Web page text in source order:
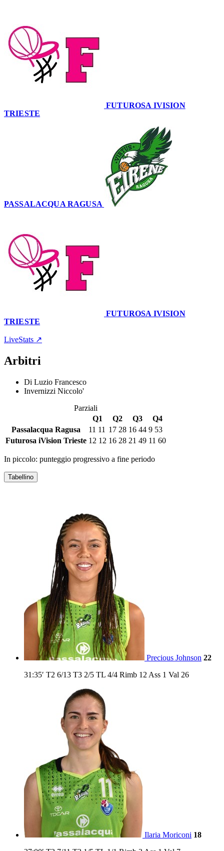
FUTUROSA IVISION
TRIESTE
PASSALACQUA RAGUSA
FUTUROSA IVISION
TRIESTE
LiveStats ↗
Arbitri
Di Luzio Francesco
Invernizzi Niccolo'
Parziali
Q1
Q2 Q3
Q4
Passalacqua Ragusa
11 11 17 28 16 44 9 53
Futurosa iVision Trieste 12 12 16 28 21 49 11 60
In piccolo: punteggio progressivo a fine periodo
Tabellino
Precious Johnson 22
31:35′ T2 6/13 T3 2/5 TL 4/4 Rimb 12 Ass 1 Val 26
Ilaria Moriconi 18